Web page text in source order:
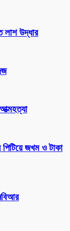
লাশ উদ্ধার
পিটিয়ে জখম ও টাকা